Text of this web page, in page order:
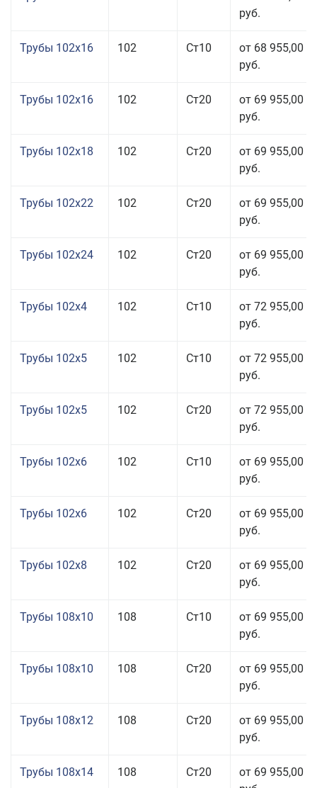
руб.
Трубы 102x16 102 Ст10
от 68 955,00
руб.
Трубы 102x16 102 Ст20
от 69 955,00
руб.
Трубы 102x18 102 Ст20
от 69 955,00
руб.
Трубы 102x22 102 Ст20
от 69 955,00
руб.
Трубы 102x24 102 Ст20
от 69 955,00
руб.
Трубы 102x4 102 Ст10
от 72 955,00
руб.
Трубы 102x5 102 Ст10
от 72 955,00
руб.
Трубы 102x5 102 Ст20
от 72 955,00
руб.
Трубы 102x6 102 Ст10
от 69 955,00
руб.
Трубы 102x6 102 Ст20
от 69 955,00
руб.
Трубы 102x8 102 Ст20
от 69 955,00
руб.
Трубы 108x10 108 Ст10
от 69 955,00
руб.
Трубы 108x10 108 Ст20
от 69 955,00
руб.
Трубы 108x12 108 Ст20
от 69 955,00
руб.
Трубы 108x14 108 Ст20
от 69 955,00